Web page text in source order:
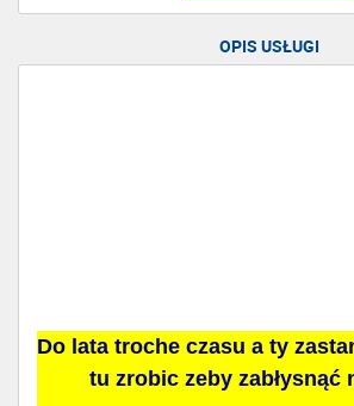
OPIS USŁUGI
Do lata troche czasu a ty
tu zrobic zeby zabłysnąć